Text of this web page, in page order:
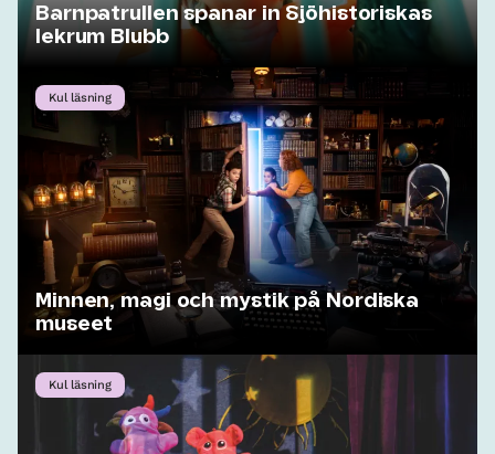
Barnpatrullen spanar in Sjöhistoriskas
lekrum Blubb
Kul läsning
Minnen, magi och mystik på Nordiska
museet
Kul läsning